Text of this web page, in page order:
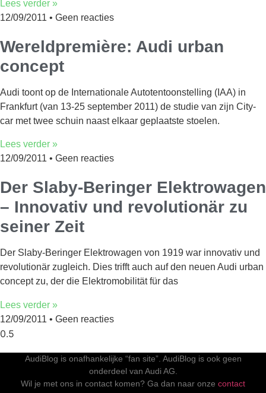
Lees verder »
12/09/2011
Geen reacties
Wereldpremière: Audi urban
concept
Audi toont op de Internationale Autotentoonstelling (IAA) in
Frankfurt (van 13-25 september 2011) de studie van zijn City-
car met twee schuin naast elkaar geplaatste stoelen.
Lees verder »
12/09/2011
Geen reacties
Der Slaby-Beringer Elektrowagen
– Innovativ und revolutionär zu
seiner Zeit
Der Slaby-Beringer Elektrowagen von 1919 war innovativ und
revolutionär zugleich. Dies trifft auch auf den neuen Audi urban
concept zu, der die Elektromobilität für das
Lees verder »
12/09/2011
Geen reacties
AudiBlog is onafhankelijke “fan site”. AudiBlog is ook geen
onderdeel van Audi AG.
Wil je met ons in contact komen? Ga dan naar onze contact